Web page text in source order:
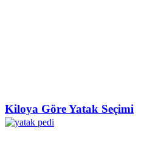
Kiloya Göre Yatak Seçimi